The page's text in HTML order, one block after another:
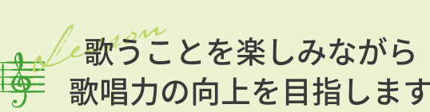
歌うことを楽しみながら
歌唱力の向上を目指しま